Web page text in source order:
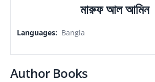
মারুফ আল আমিন
Languages: Bangla
Author Books